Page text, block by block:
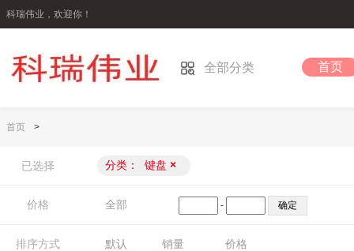
科瑞伟业，欢迎你！
全部分类 首页
首页 >
已选择 分类： 键盘 ×
价格 全部 -
排序方式 默认 销量 价格